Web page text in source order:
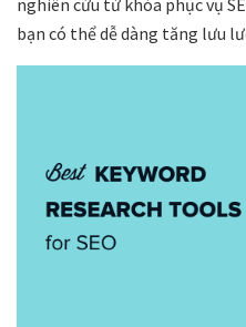
bạn có thể dễ dàng tăng lưu